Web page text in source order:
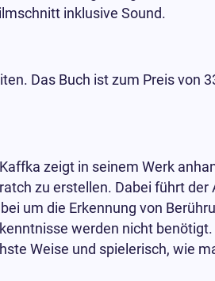
inklusive Sound.
Das Buch ist zum Preis von
zeigt in seinem Werk
zu erstellen. Dabei führt der
um die Erkennung von
werden nicht
Weise und spielerisch, wie